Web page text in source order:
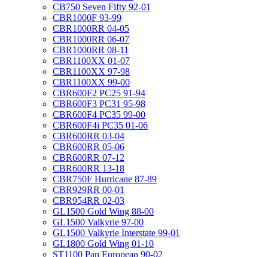
CB750 Seven Fifty 92-01
CBR1000F 93-99
CBR1000RR 04-05
CBR1000RR 06-07
CBR1000RR 08-11
CBR1100XX 01-07
CBR1100XX 97-98
CBR1100XX 99-00
CBR600F2 PC25 91-94
CBR600F3 PC31 95-98
CBR600F4 PC35 99-00
CBR600F4i PC35 01-06
CBR600RR 03-04
CBR600RR 05-06
CBR600RR 07-12
CBR600RR 13-18
CBR750F Hurricane 87-89
CBR929RR 00-01
CBR954RR 02-03
GL1500 Gold Wing 88-00
GL1500 Valkyrie 97-00
GL1500 Valkyrie Interstate 99-01
GL1800 Gold Wing 01-10
ST1100 Pan European 90-02